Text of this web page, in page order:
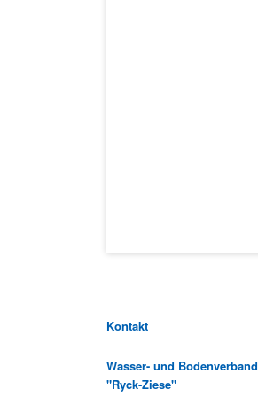
Kontakt
Wasser- und Bodenverband
"Ryck-Ziese"